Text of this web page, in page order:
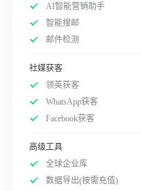
AI智能营销助手
智能搜邮
邮件检测
社媒获客
领英获客
WhatsApp获客
Facebook获客
高级工具
全球企业库
数据导出(按需充值)